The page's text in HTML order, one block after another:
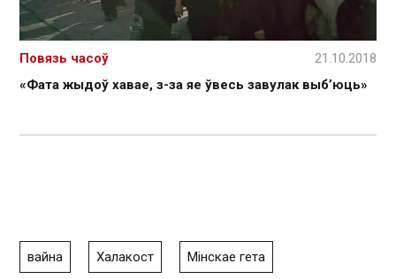
«Фата жыдоў хавае, з-за яе ўвесь завулак выб’юць»
Повязь часоў 21.10.2018
вайна Халакост Мінскае гета